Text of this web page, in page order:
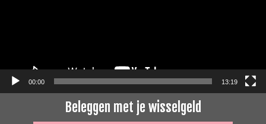
00:00 13:19
Beleggen met je wisselgeld